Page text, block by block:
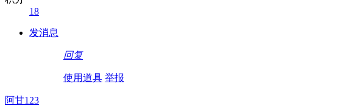
18
发消息
回复
使用道具 举报
阿甘123